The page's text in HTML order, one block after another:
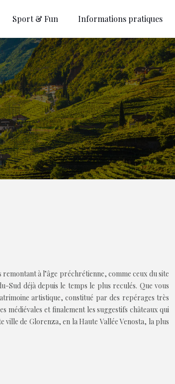
Sport & Fun Informations pratiques
à l’âge préchrétienne, comme ceux du site
Sud déjà depuis le temps le plus reculés. Que vous
artistique, constitué par des repérages très
médiévales et finalement les suggestifs châteaux qui
de Glorenza, en la Haute Vallée Venosta, la plus